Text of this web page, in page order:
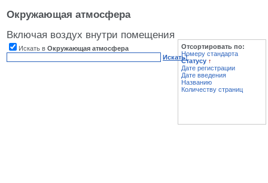
Окружающая атмосфера
Включая воздух внутри помещения
Искать в Окружающая атмосфера
Искать!
Отсортировать по:
Номеру стандарта
Статусу ↑
Дате регистрации
Дате введения
Названию
Количеству страниц